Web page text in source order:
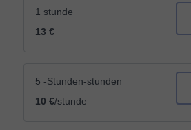
1 stunde
13 €
5 -Stunden-stunden
10 €/stunde